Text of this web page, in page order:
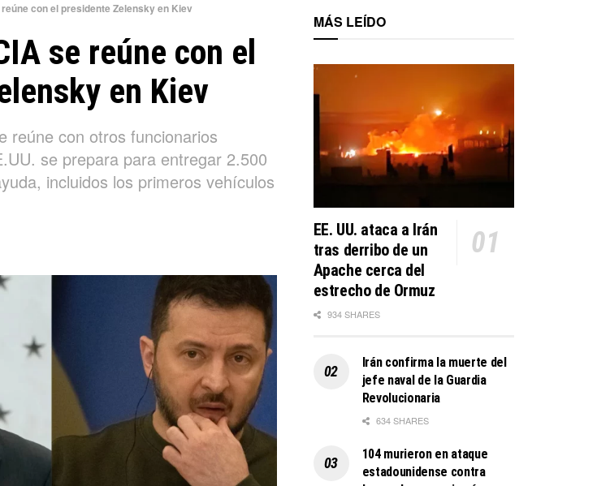
con el presidente Zelensky en Kiev
se reúne con el
en Kiev
reúne con otros funcionarios
se prepara para entregar 2.500
incluidos los primeros vehículos
MÁS LEÍDO
EE. UU. ataca a Irán
tras derribo de un
Apache cerca del
estrecho de Ormuz
934 SHARES
Irán confirma la muerte del
jefe naval de la Guardia
Revolucionaria
634 SHARES
104 murieron en ataque
estadounidense contra